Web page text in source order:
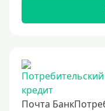
2500000 руб
3500000 руб
4 миллиона
4500000 руб
Почта